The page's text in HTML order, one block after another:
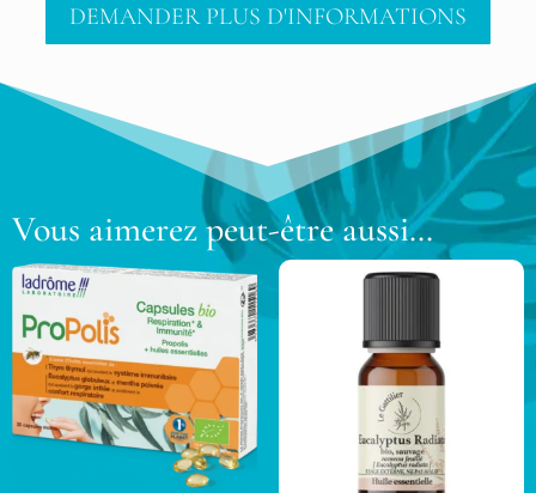
DEMANDER PLUS D'INFORMATIONS
Vous aimerez peut-être aussi…